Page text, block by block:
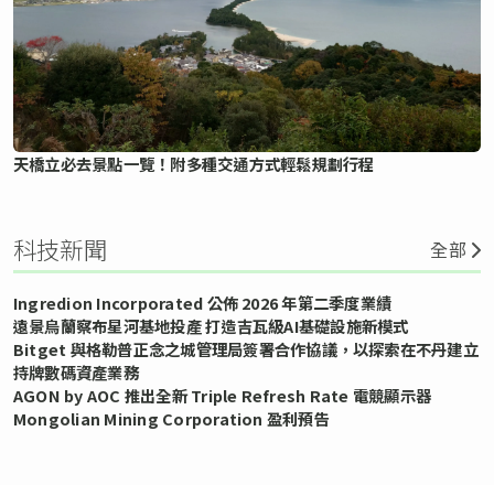
天橋立必去景點一覽！附多種交通方式輕鬆規劃行程
科技新聞 全部
Ingredion Incorporated 公佈 2026 年第二季度業績
遠景烏蘭察布星河基地投產 打造吉瓦級AI基礎設施新模式
Bitget 與格勒普正念之城管理局簽署合作協議，以探索在不丹建立
持牌數碼資產業務
AGON by AOC 推出全新 Triple Refresh Rate 電競顯示器
Mongolian Mining Corporation 盈利預告